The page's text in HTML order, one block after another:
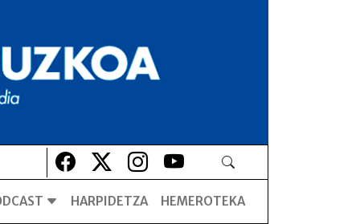
Lehio berrian irekiko da
Lehio berrian irekiko da
Lehio berrian irekiko da
Lehio berrian irekiko da
HARPIDETZA HEMEROTEKA